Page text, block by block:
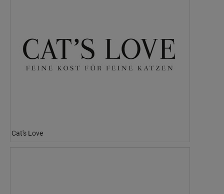
Cat's Love